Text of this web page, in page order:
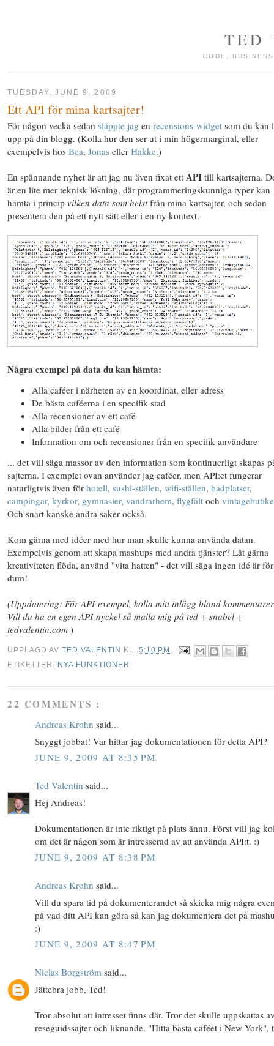
TED
CODE,
TUESDAY, JUNE 9, 2009
Ett API för mina kartsajter!
För någon vecka sedan släppte jag en recensions-widget som du kan
upp på din blogg. (Kolla hur den ser ut i min högermarginal, eller
exempelvis hos Bea, Jonas eller Hakke.)
En spännande nyhet är att jag nu även fixat ett API till kartsajterna.
är en lite mer teknisk lösning, där programmeringskunniga typer kan
hämta i princip vilken data som helstfrån mina kartsajter, och sedan
presentera den på ett nytt sätt eller i en ny kontext.
Några exempel på data du kan hämta:
Alla caféer i närheten av en koordinat, eller adress
De bästa caféerna i en specifik stad
Alla recensioner av ett café
Alla bilder från ett café
Information om och recensioner från en specifik användare
... det vill säga massor av den information som kontinuerligt skapas
sajterna. I exemplet ovan använder jag caféer, men API:et fungerar
naturligtvis även för hotell, sushi-ställen, wifi-ställen, badplatser,
campingar, kyrkor, gymnasier, vandrarhem, flygfält och
Och snart kanske andra saker också.
Kom gärna med idéer med hur man skulle kunna använda datan.
Exempelvis genom att skapa mashups med andra tjänster? Låt gärna
kreativiteten flöda, använd "vita hatten" - det vill säga ingen idé är för
dum!
(Uppdatering: För API-exempel, kolla mitt inlägg bland
Vill du ha en egen API-nyckel så maila mig på ted + snabel +
tedvalentin.com )
UPPLAGD AVTED VALENTIN KL.5:10 PM
ETIKETTER: NYA FUNKTIONER
22 COMMENTS :
Andreas Krohn said...
Snyggt jobbat! Var hittar jag dokumentationen för detta API?
JUNE 9, 2009 AT 8:35 PM
Ted Valentin said...
Hej Andreas!
Dokumentationen är inte riktigt på plats ännu. Först vill jag
om det är någon som är intresserad av att använda API:t. :)
JUNE 9, 2009 AT 8:38 PM
Andreas Krohn said...
Vill du spara tid på dokumenterandet så skicka mig några
på vad ditt API kan göra så kan jag dokumentera det på
:)
JUNE 9, 2009 AT 8:47 PM
Niclas Borgström said...
Jättebra jobb, Ted!
Tror absolut att intresset finns där. Tror det skulle uppskattas
reseguidssajter och liknande. "Hitta bästa caféet i New York",